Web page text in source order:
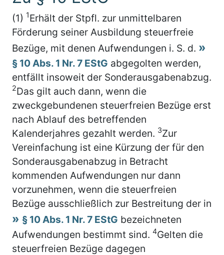
(1) 1Erhält der Stpfl. zur unmittelbaren
Förderung seiner Ausbildung steuerfreie
Bezüge, mit denen Aufwendungen i. S. d.
§ 10 Abs. 1 Nr. 7 EStG abgegolten werden,
entfällt insoweit der Sonderausgabenabzug.
2Das gilt auch dann, wenn die
zweckgebundenen steuerfreien Bezüge erst
nach Ablauf des betreffenden
Kalenderjahres gezahlt werden. 3Zur
Vereinfachung ist eine Kürzung der für den
Sonderausgabenabzug in Betracht
kommenden Aufwendungen nur dann
vorzunehmen, wenn die steuerfreien
Bezüge ausschließlich zur Bestreitung der in
§ 10 Abs. 1 Nr. 7 EStG bezeichneten
Aufwendungen bestimmt sind. 4Gelten die
steuerfreien Bezüge dagegen